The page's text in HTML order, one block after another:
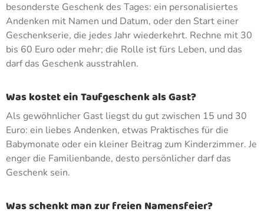
besonderste Geschenk des Tages: ein personalisiertes
Andenken mit Namen und Datum, oder den Start einer
Geschenkserie, die jedes Jahr wiederkehrt. Rechne mit 30
bis 60 Euro oder mehr; die Rolle ist fürs Leben, und das
darf das Geschenk ausstrahlen.
Was kostet ein Taufgeschenk als Gast?
Als gewöhnlicher Gast liegst du gut zwischen 15 und 30
Euro: ein liebes Andenken, etwas Praktisches für die
Babymonate oder ein kleiner Beitrag zum Kinderzimmer. Je
enger die Familienbande, desto persönlicher darf das
Geschenk sein.
Was schenkt man zur freien Namensfeier?